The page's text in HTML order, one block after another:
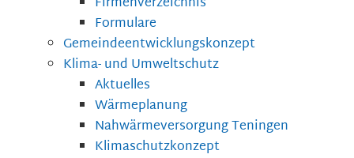
Formulare
Gemeindeentwicklungskonzept
Klima- und Umweltschutz
Aktuelles
Wärmeplanung
Nahwärmeversorgung Teningen
Klimaschutzkonzept